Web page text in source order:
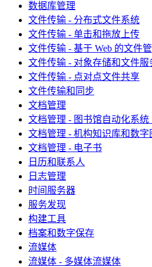
数据库管理
文件传输 - 分布式文件系统
文件传输 - 单击和拖放上传
文件传输 - 基于 Web 的文件
文件传输 - 对象存储和文件服
文件传输 - 点对点文件共享
文件传输和同步
文档管理
文档管理 - 图书馆自动化系统
文档管理 - 机构知识库和数字
文档管理 - 电子书
日历和联系人
日志管理
时间服务器
服务发现
构建工具
档案和数字保存
流媒体
流媒体 - 多媒体流媒体